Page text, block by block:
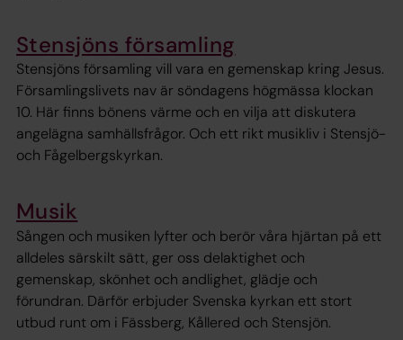
Stensjöns församling
Stensjöns församling vill vara en gemenskap kring Jesus.
Församlingslivets nav är söndagens högmässa klockan
10. Här finns bönens värme och en vilja att diskutera
angelägna samhällsfrågor. Och ett rikt musikliv i Stensjö-
och Fågelbergskyrkan.
Musik
Sången och musiken lyfter och berör våra hjärtan på ett
alldeles särskilt sätt, ger oss delaktighet och
gemenskap, skönhet och andlighet, glädje och
förundran. Därför erbjuder Svenska kyrkan ett stort
utbud runt om i Fässberg, Kållered och Stensjön.